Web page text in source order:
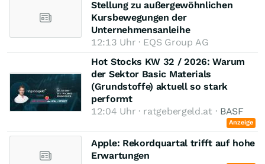
Stellung zu außergewöhnlichen
Kursbewegungen der
Unternehmensanleihe
12:13 Uhr · EQS Group AG
Hot Stocks KW 32 / 2026: Warum
der Sektor Basic Materials
(Grundstoffe) aktuell so stark
performt
12:04 Uhr · ratgebergeld.at · BASF
Anzeige
Apple: Rekordquartal trifft auf hohe
Erwartungen